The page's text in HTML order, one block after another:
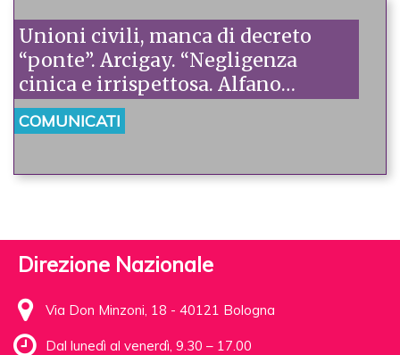
Unioni civili, manca di decreto
“ponte”. Arcigay. “Negligenza
cinica e irrispettosa. Alfano
inadempiente, intervenga
Orlando”
COMUNICATI
Direzione Nazionale
Via Don Minzoni, 18 - 40121 Bologna
Dal lunedì al venerdì, 9.30 – 17.00